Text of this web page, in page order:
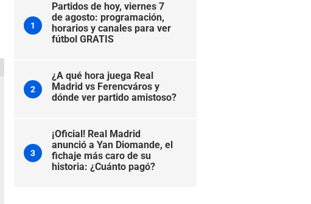
1
Partidos de hoy, viernes 7
de agosto: programación,
horarios y canales para ver
fútbol GRATIS
2
¿A qué hora juega Real
Madrid vs Ferencváros y
dónde ver partido amistoso?
3
¡Oficial! Real Madrid
anunció a Yan Diomande, el
fichaje más caro de su
historia: ¿Cuánto pagó?